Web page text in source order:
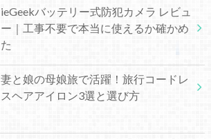
ieGeekバッテリー式防犯カメラ レビュ
ー｜工事不要で本当に使えるか確かめ
た
妻と娘の母娘旅で活躍！旅行コードレ
スヘアアイロン3選と選び方